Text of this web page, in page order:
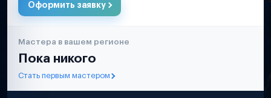
Оформить заявку
Мастера в вашем регионе
Пока никого
Стать первым мастером